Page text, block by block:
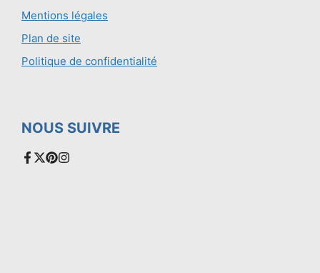
Mentions légales
Plan de site
Politique de confidentialité
NOUS SUIVRE